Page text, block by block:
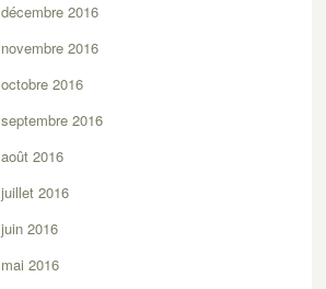
décembre 2016
novembre 2016
octobre 2016
septembre 2016
août 2016
juillet 2016
juin 2016
mai 2016